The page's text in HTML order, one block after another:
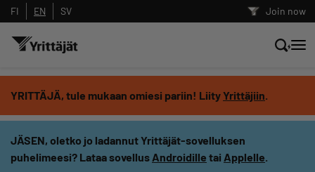
Join now
FI EN SV
YRITTÄJÄ, tule mukaan omiesi pariin! LiityYrittäjiin.
JÄSEN, oletko jo ladannut Yrittäjät-sovelluksen
puhelimeesi? Lataa sovellus Androidille tai Applelle.
Search news, content and training